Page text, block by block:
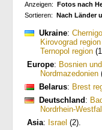
Anzeigen: Fotos nach
Sortieren: Nach Länder
Ukraine:
Kirovograd region
Ternopol region
Europe: Bosnien
Nordmazedonien
Belarus: Brest
Deutschland :
Nordrhein-
Asia: Israel (2).